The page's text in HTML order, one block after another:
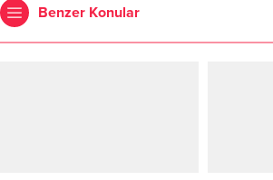
Benzer Konular